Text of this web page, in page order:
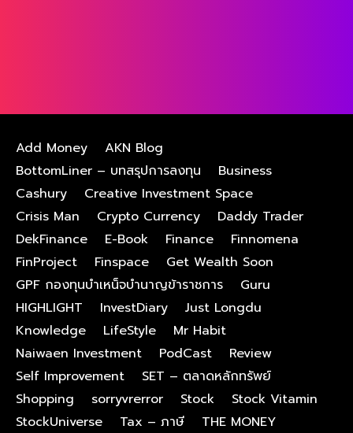
Add Money
AKN Blog
BottomLiner – บทสรุปการลงทุน
Business
Cashury
Creative Investment Space
Crisis Man
Crypto Currency
Daddy Trader
DekFinance
E-Book Finance
Finnomena
FinProject
Finspace
Get Wealth Soon
GPF กองทุนบําเหน็จบํานาญข้าราชการ
Guru
HIGHLIGHT
InvestDiary
Just Longdu
Knowledge
LifeStyle
Mr Habit
Naiwaen Investment
PodCast
Review
Self Improvement
SET – ตลาดหลักทรัพย์
Shopping
sorryvrerror Stock
Stock Vitamin
StockUniverse
Tax – ภาษี
THE MONEY